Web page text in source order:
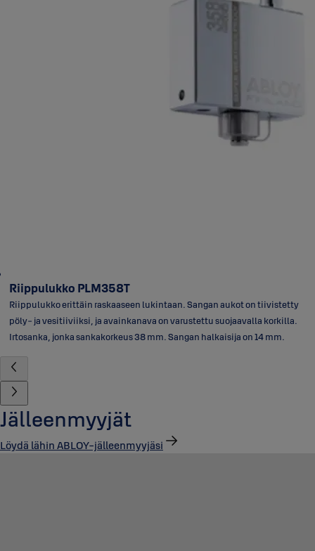
Riippulukko PLM358T
Riippulukko erittäin raskaaseen lukintaan. Sangan aukot on tiivistetty
pöly- ja vesitiiviiksi, ja avainkanava on varustettu suojaavalla korkilla.
Irtosanka, jonka sankakorkeus 38 mm. Sangan halkaisija on 14 mm.
Jälleenmyyjät
Löydä lähin ABLOY-jälleenmyyjäsi